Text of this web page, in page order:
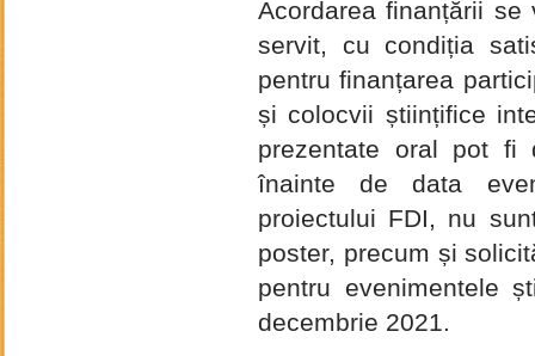
Acordarea finanțării
servit, cu condiția
pentru finanțarea
și colocvii științifice
prezentate oral pot fi
înainte de data
proiectului FDI, nu
poster, precum și
pentru evenimentele
decembrie 2021.